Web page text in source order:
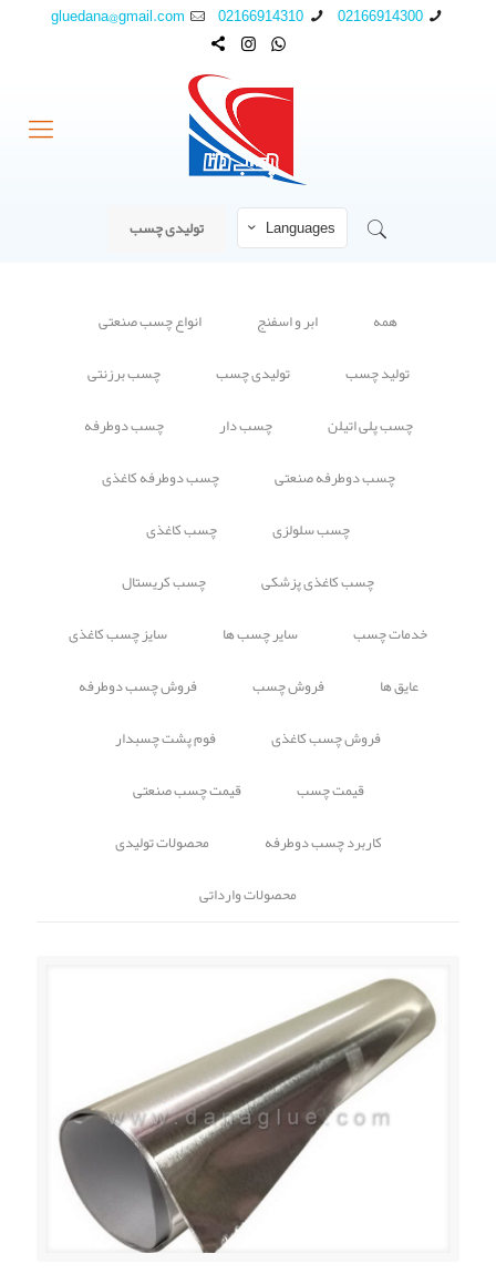
02166914300
02166914310
gluedana@gmail.com
Languages تولیدی چسب
همه ابر و اسفنج
انواع چسب صنعتی
تولید چسب
تولیدی چسب
چسب برزنتی
چسب پلی اتیلن
چسب دار
چسب دوطرفه
چسب دوطرفه صنعتی
چسب دوطرفه کاغذی
چسب سلولزی
چسب کاغذی
چسب کاغذی پزشکی
چسب کریستال
خدمات چسب
سایر چسب ها
سایز چسب کاغذی
عایق ها
فروش چسب
فروش چسب دوطرفه
فروش چسب کاغذی
فوم پشت چسبدار
قیمت چسب
قیمت چسب صنعتی
کاربرد چسب دوطرفه
محصولات تولیدی
محصولات وارداتی